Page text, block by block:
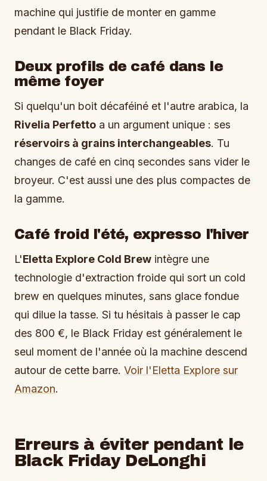
machine qui justifie de monter en gamme
pendant le Black Friday.
Deux profils de café dans le
même foyer
Si quelqu'un boit décaféiné et l'autre arabica, la
Rivelia Perfetto a un argument unique : ses
réservoirs à grains interchangeables. Tu
changes de café en cinq secondes sans vider le
broyeur. C'est aussi une des plus compactes de
la gamme.
Café froid l'été, expresso l'hiver
L'Eletta Explore Cold Brew intègre une
technologie d'extraction froide qui sort un cold
brew en quelques minutes, sans glace fondue
qui dilue la tasse. Si tu hésitais à passer le cap
des 800 €, le Black Friday est généralement le
seul moment de l'année où la machine descend
autour de cette barre. Voir l'Eletta Explore sur
Amazon.
Erreurs à éviter pendant le
Black Friday DeLonghi